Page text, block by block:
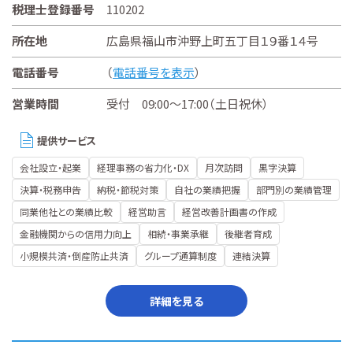
税理士登録番号
110202
所在地
広島県福山市沖野上町五丁目１９番１４号
電話番号
（電話番号を表示）
営業時間
受付 09:00～17:00（土日祝休）
提供サービス
会社設立・起業 経理事務の省力化・DX 月次訪問
黒字決算
決算・税務申告
納税・節税対策 自社の業績把握
部門別の業績管理
同業他社との業績比較
経営助言
経営改善計画書の作成
金融機関からの信用力向上
相続・事業承継
後継者育成
小規模共済・倒産防止共済
グループ通算制度 連結決算
詳細を見る